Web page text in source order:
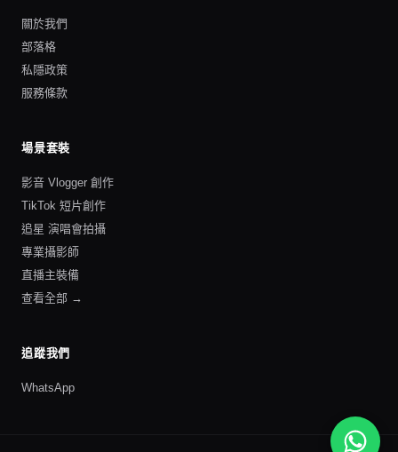
關於我們
部落格
私隱政策
服務條款
場景套裝
影音 Vlogger 創作
TikTok 短片創作
追星 演唱會拍攝
專業攝影師
直播主裝備
查看全部 →
追蹤我們
WhatsApp